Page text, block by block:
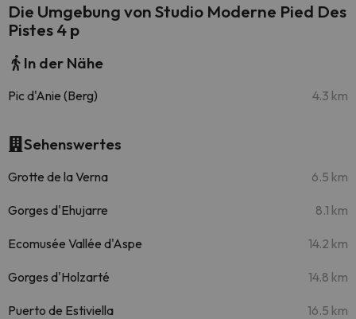
Die Umgebung von Studio Moderne Pied Des
Pistes 4 p
In der Nähe
Pic d'Anie (Berg) 4.3 km
Sehenswertes
Grotte de la Verna 6.5 km
Gorges d'Ehujarre 8.1 km
Ecomusée Vallée d'Aspe 14.2 km
Gorges d'Holzarté 14.8 km
Puerto de Estiviella 16.5 km